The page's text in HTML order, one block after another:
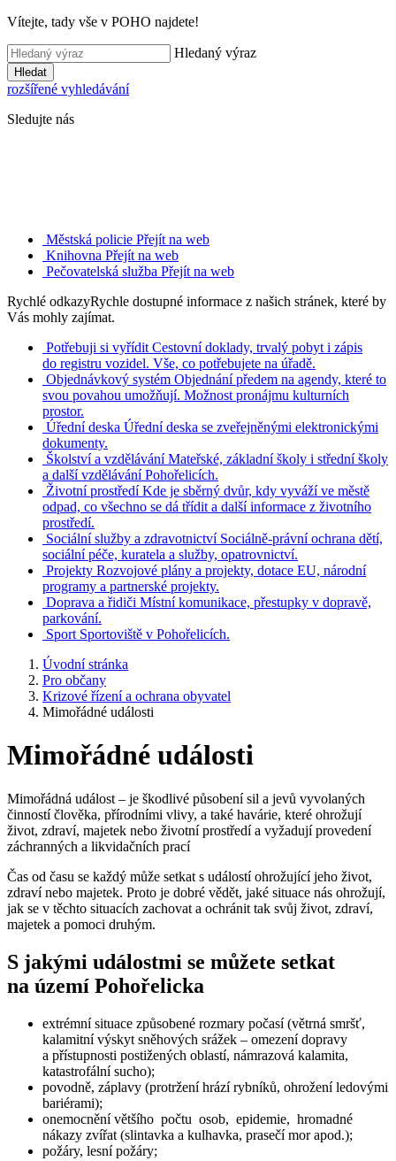
Vítejte, tady vše v POHO najdete!
Hledaný výraz
Hledat
rozšířené vyhledávání
Sledujte nás
Městská policie Přejít na web
Knihovna Přejít na web
Pečovatelská služba Přejít na web
Rychlé odkazyRychle dostupné informace z našich stránek, které by
Vás mohly zajímat.
Potřebuji si vyřídit Cestovní doklady, trvalý pobyt i zápis
do registru vozidel. Vše, co potřebujete na úřadě.
Objednávkový systém Objednání předem na agendy, které to
svou povahou umožňují. Možnost pronájmu kulturních
prostor.
Úřední deska Úřední deska se zveřejněnými elektronickými
dokumenty.
Školství a vzdělávání Mateřské, základní školy i střední školy
a další vzdělávání Pohořelicích.
Životní prostředí Kde je sběrný dvůr, kdy vyváží ve městě
odpad, co všechno se dá třídit a další informace z životního
prostředí.
Sociální služby a zdravotnictví Sociálně-právní ochrana dětí,
sociální péče, kuratela a služby, opatrovnictví.
Projekty Rozvojové plány a projekty, dotace EU, národní
programy a partnerské projekty.
Doprava a řidiči Místní komunikace, přestupky v dopravě,
parkování.
Sport Sportoviště v Pohořelicích.
Úvodní stránka
Pro občany
Krizové řízení a ochrana obyvatel
Mimořádné události
Mimořádné události
Mimořádná událost – je škodlivé působení sil a jevů vyvolaných
činností člověka, přírodními vlivy, a také havárie, které ohrožují
život, zdraví, majetek nebo životní prostředí a vyžadují provedení
záchranných a likvidačních prací
Čas od času se každý může setkat s událostí ohrožující jeho život,
zdraví nebo majetek. Proto je dobré vědět, jaké situace nás ohrožují,
jak se v těchto situacích zachovat a ochránit tak svůj život, zdraví,
majetek a pomoci druhým.
S jakými událostmi se můžete setkat
na území Pohořelicka
extrémní situace způsobené rozmary počasí (větrná smršť,
kalamitní výskyt sněhových srážek – omezení dopravy
a přístupnosti postižených oblastí, námrazová kalamita,
katastrofální sucho);
povodně, záplavy (protržení hrází rybníků, ohrožení ledovými
bariérami);
onemocnění většího počtu osob, epidemie, hromadné
nákazy zvířat (slintavka a kulhavka, prasečí mor apod.);
požáry, lesní požáry;